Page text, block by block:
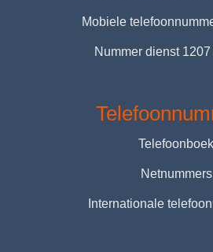
Mobiele
Nummer dienst
Telefoonboek
Netnummers
Internationale